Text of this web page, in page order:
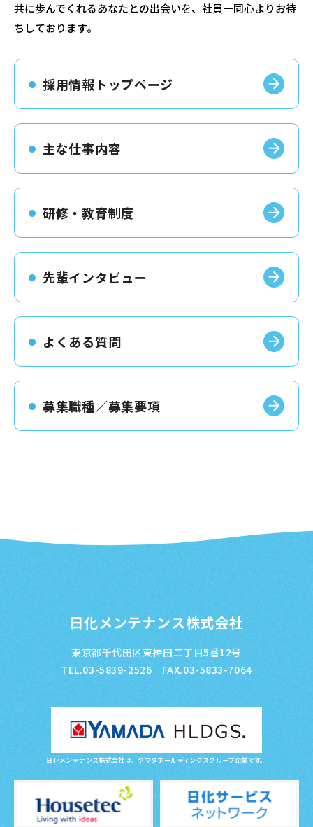
共に歩んでくれるあなたとの出会いを、社員一同心よりお待
ちしております。
採用情報トップページ
主な仕事内容
研修・教育制度
先輩インタビュー
よくある質問
募集職種／募集要項
日化メンテナンス株式会社
東京都千代田区東神田二丁目5番12号
TEL.03-5839-2526 FAX.03-5833-7064
日化メンテナンス株式会社は、ヤマダホールディングスグループ企業です。